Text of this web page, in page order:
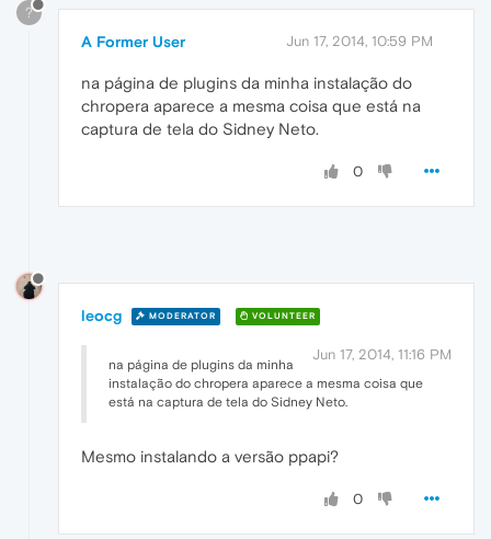
?
A Former User Jun 17, 2014, 10:59 PM
na página de plugins da minha instalação do
chropera aparece a mesma coisa que está na
captura de tela do Sidney Neto.
0
leocg MODERATOR VOLUNTEER
Jun 17, 2014, 11:16 PM
na página de plugins da minha
instalação do chropera aparece a mesma coisa que
está na captura de tela do Sidney Neto.
Mesmo instalando a versão ppapi?
0